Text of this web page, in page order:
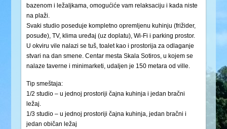
bazenom i ležaljkama, omogućiće vam relaksaciju i kada niste
na plaži.
Svaki studio poseduje kompletno opremljenu kuhinju (frižider,
posuđe), TV, klima uređaj (uz doplatu), Wi-Fi i parking prostor.
U okviru vile nalazi se tuš, toalet kao i prostorija za odlaganje
stvari na dan smene. Centar mesta Skala Sotiros, u kojem se
nalaze taverne i minimarketi, udaljen je 150 metara od ville.
Tip smeštaja:
1/2 studio – u jednoj prostoriji čajna kuhinja i jedan bračni
ležaj.
1/3 studio – u jednoj prostoriji čajna kuhinja, jedan bračni i
jedan običan ležaj